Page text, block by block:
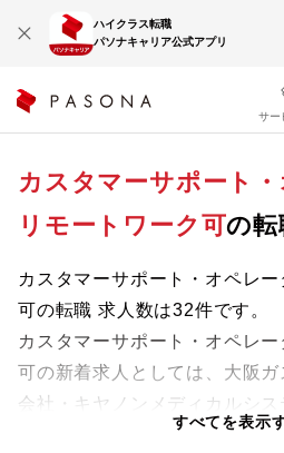
ハイクラス転職
パソナキャリア公式アプリ
サー
カスタマーサポート
リモートワーク可の転
カスタマーサポート・オペレ
可の転職 求人数は32件です。
カスタマーサポート・オペレ
可の新着求人としては、大阪
会社・キヤノンメディカルシ
すべてを表示